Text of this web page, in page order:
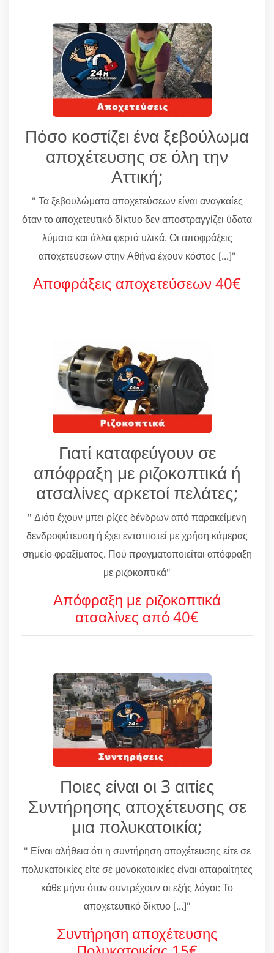
Πόσο κοστίζει ένα ξεβούλωμα
αποχέτευσης σε όλη την
Αττική;
" Τα ξεβουλώματα αποχετεύσεων είναι αναγκαίες
όταν το αποχετευτικό δίκτυο δεν αποστραγγίζει ύδατα
λύματα και άλλα φερτά υλικά. Οι αποφράξεις
αποχετεύσεων στην Αθήνα έχουν κόστος [...]"
Αποφράξεις αποχετεύσεων 40€
Γιατί καταφεύγουν σε
απόφραξη με ριζοκοπτικά ή
ατσαλίνες αρκετοί πελάτες;
" Διότι έχουν μπει ρίζες δένδρων από παρακείμενη
δενδροφύτευση ή έχει εντοπιστεί με χρήση κάμερας
σημείο φραξίματος. Πού πραγματοποιείται απόφραξη
με ριζοκοπτικά"
Απόφραξη με ριζοκοπτικά
ατσαλίνες από 40€
Ποιες είναι οι 3 αιτίες
Συντήρησης αποχέτευσης σε
μια πολυκατοικία;
" Είναι αλήθεια ότι η συντήρηση αποχέτευσης είτε σε
πολυκατοικίες είτε σε μονοκατοικίες είναι απαραίτητες
κάθε μήνα όταν συντρέχουν οι εξής λόγοι: Το
αποχετευτικό δίκτυο [...]"
Συντήρηση αποχέτευσης